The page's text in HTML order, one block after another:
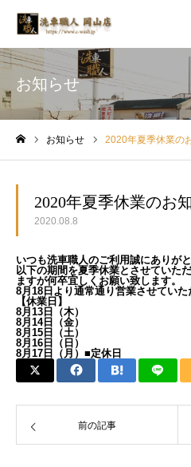
お知らせ
お知らせ 2020年夏季休業の
2020年夏季休業のお
2020.08.8
いつも洗車職人のご利用誠にありが
以下の期間を夏季休業とさせていた
ますが何卒宜しくお願い致します。
8月18日より通常通り営業させていた
【休業日】
8月13日（木）
8月14日（金）
8月15日（土）
8月16日（日）
8月17日（月）■定休日
前の記事